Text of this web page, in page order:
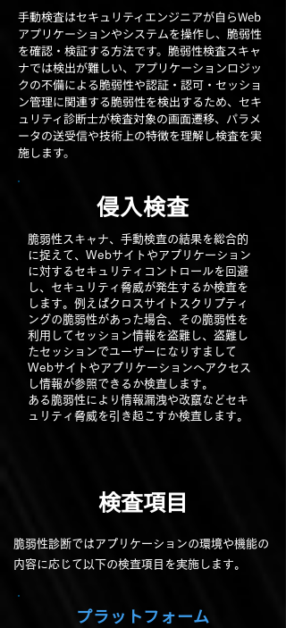
​手動検査はセキュリティエンジニアが自らWeb
アプリケーションやシステムを操作し、脆弱性
を確認・検証する方法です。脆弱性検査スキャ
ナでは検出が難しい、アプリケーションロジッ
クの不備による脆弱性や認証・認可・セッショ
ン管理に関連する脆弱性を検出するため、セキ
ュリティ診断士が検査対象の画面遷移、パラメ
ータの送受信や技術上の特徴を理解し検査を実
施します。
侵入検査
脆弱性スキャナ、手動検査の結果を総合的
に捉えて、Webサイトやアプリケーション
に対するセキュリティコントロールを回避
し、セキュリティ脅威が発生するか検査を
します。例えばクロスサイトスクリプティ
ングの脆弱性があった場合、その脆弱性を
利用してセッション情報を盗難し、盗難し
たセッションでユーザーになりすまして
Webサイトやアプリケーションへアクセス
し情報が参照できるか検査します。
ある脆弱性により情報漏洩や改竄などセキ
ュリティ脅威を引き起こすか検査します。
検査項目
脆弱性診断ではアプリケーションの環境や機能の
内容に応じて以下の検査項目を実施します。
プラットフォーム